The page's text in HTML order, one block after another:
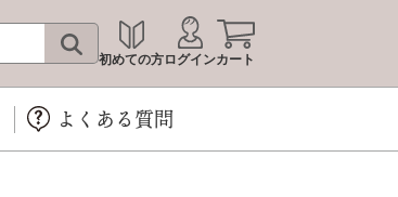
初めての方ログインカート
よくある質問